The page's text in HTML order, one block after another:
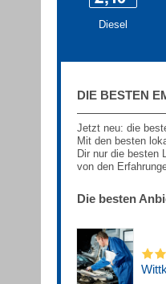
Diesel
DIE BESTEN
Jetzt neu: die
Mit den besten
Dir nur die besten
von den
Die besten